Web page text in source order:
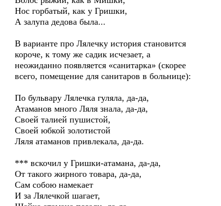
Нос горбатый, как у Гришки,
А залупа дедова была...
В варианте про Лялечку история становится
короче, к тому же садик исчезает, а
неожиданно появляется «санитарка» (скорее
всего, помещение для санитаров в больнице):
По бульвару Лялечка гуляла, да-да,
Атаманов много Ляля знала, да-да,
Своей талией пушистой,
Своей юбкой золотистой
Ляля атаманов привлекала, да-да.
*** вскочил у Гришки-атамана, да-да,
От такого жирного товара, да-да,
Сам собою намекает
И за Лялечкой шагает,